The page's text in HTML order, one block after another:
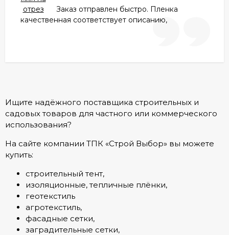
Заказ отправлен быстро. Пленка
качественная соответствует описанию,
Ищите надёжного поставщика строительных и
садовых товаров для частного или коммерческого
использования?
На сайте компании ТПК «Строй Выбор» вы можете
купить:
строительный тент,
изоляционные, тепличные плёнки,
геотекстиль
агротекстиль,
фасадные сетки,
заградительные сетки,